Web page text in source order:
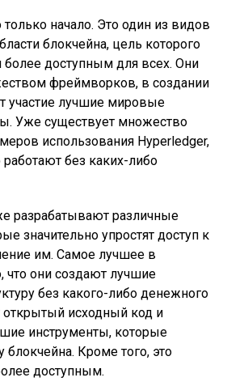
начало. Это один из видов
блокчейна, цель которого
более доступным для всех. Они
фреймворков, в создании
участие лучшие мировые
Уже существует множество
использования Hyperledger,
без каких-либо
разрабатывают различные
значительно упростят доступ к
им. Самое лучшее в
что они создают лучшие
без какого-либо денежного
открытый исходный код и
инструменты, которые
блокчейна. Кроме того, это
доступным.